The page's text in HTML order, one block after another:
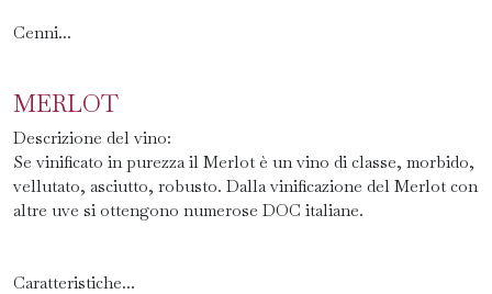
Cenni...
MERLOT
Descrizione del vino:
Se vinificato in purezza il Merlot è un vino di classe, morbido,
vellutato, asciutto, robusto. Dalla vinificazione del Merlot con
altre uve si ottengono numerose DOC italiane.
Caratteristiche...